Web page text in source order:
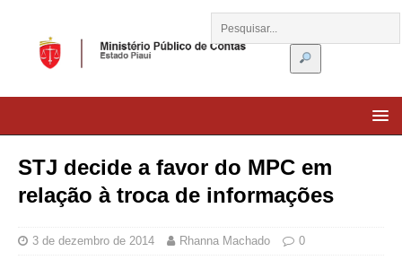
STJ decide a favor do MPC em
relação à troca de informações
3 de dezembro de 2014 Rhanna Machado 0